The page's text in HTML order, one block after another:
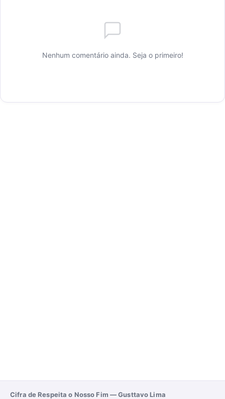
Nenhum comentário ainda. Seja o primeiro!
Cifra de Respeita o Nosso Fim — Gusttavo Lima